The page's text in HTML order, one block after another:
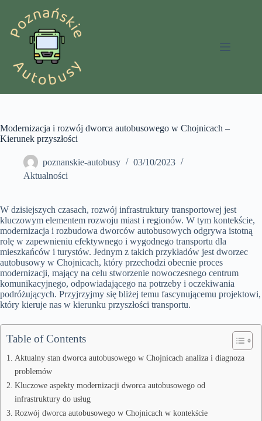
treści
Modernizacja i rozwój dworca autobusowego w Chojnicach –
Kierunek przyszłości
poznanskie-autobusy
03/10/2023
Aktualności
W dzisiejszych czasach, rozwój infrastruktury transportowej jest
kluczowym elementem rozwoju miast i regionów. W tym kontekście,
modernizacja i rozbudowa dworców autobusowych odgrywa istotną
rolę w zapewnieniu efektywnego i wygodnego transportu dla
mieszkańców i turystów. Jednym z takich przykładów jest dworzec
autobusowy w Chojnicach, który przechodzi obecnie proces
modernizacji, mający na celu stworzenie nowoczesnego centrum
komunikacyjnego, odpowiadającego na potrzeby i oczekiwania
podróżujących. Przyjrzyjmy się bliżej temu fascynującemu projektowi,
który kieruje nas w kierunku przyszłości transportu.
Table of Contents
Aktualny stan dworca autobusowego w Chojnicach analiza i diagnoza
problemów
Kluczowe aspekty modernizacji dworca autobusowego od
infrastruktury do usług
Rozwój dworca autobusowego w Chojnicach w kontekście